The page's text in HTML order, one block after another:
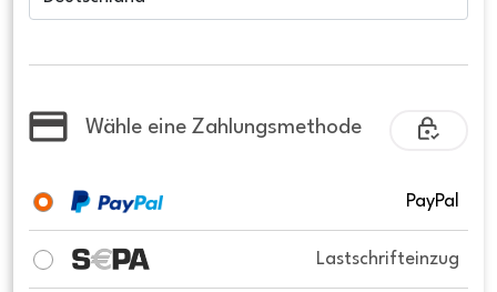
Wähle eine Zahlungsmethode
PayPal
Lastschrifteinzug